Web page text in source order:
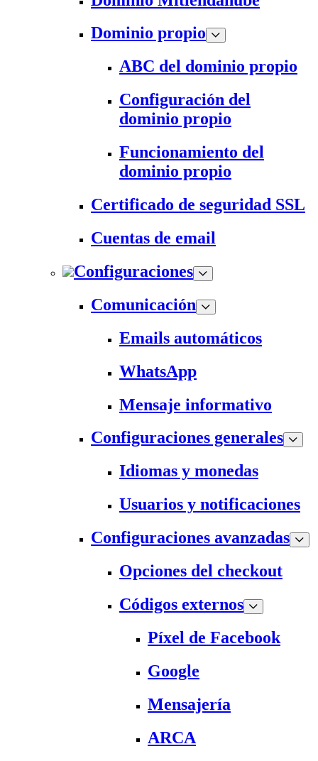
Dominio propio
ABC del dominio propio
Configuración del
dominio propio
Funcionamiento del
dominio propio
Certificado de seguridad SSL
Cuentas de email
Configuraciones
Comunicación
Emails automáticos
WhatsApp
Mensaje informativo
Configuraciones generales
Idiomas y monedas
Usuarios y notificaciones
Configuraciones avanzadas
Opciones del checkout
Códigos externos
Píxel de Facebook
Google
Mensajería
ARCA